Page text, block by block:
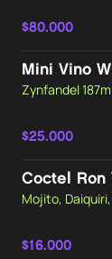
$80.000
Mini Vino
Zynfandel
$25.000
Coctel Ron
Mojito,
$16.000